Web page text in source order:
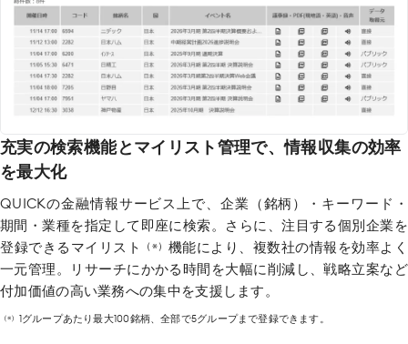
充実の検索機能とマイリスト管理で、情報収集の効率
を最大化
QUICKの金融情報サービス上で、企業（銘柄）・キーワード・
期間・業種を指定して即座に検索。さらに、注目する個別企業を
登録できるマイリスト
（※） 機能により、複数社の情報を効率よく
一元管理。リサーチにかかる時間を大幅に削減し、戦略立案など
付加価値の高い業務への集中を支援します。
（※） 1グループあたり最大100銘柄、全部で5グループまで登録できます。